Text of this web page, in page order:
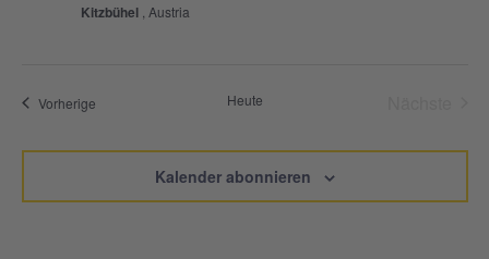
Kitzbühel , Austria
VorherigeVeranstaltungen Heute
Kalender abonnieren